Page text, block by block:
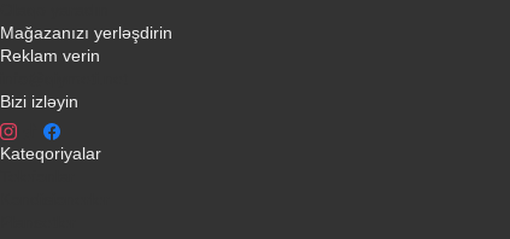
Mağazanızı yerləşdirin
Reklam verin
Bizi izləyin
Kateqoriyalar